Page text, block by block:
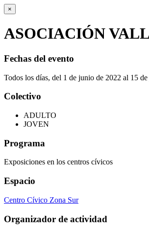
×
ASOCIACIÓN
Fechas del evento
Todos los días, del 1 de junio de 2022 al 15
Colectivo
ADULTO
JOVEN
Programa
Exposiciones en los centros cívicos
Espacio
Centro Cívico Zona Sur
Organizador de actividad